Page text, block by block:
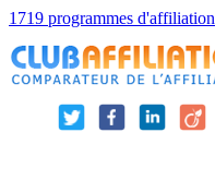
1719 programmes d'affiliation